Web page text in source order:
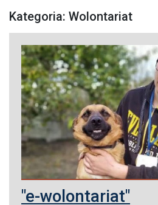
Kategoria: Wolontariat
"e-wolontariat"